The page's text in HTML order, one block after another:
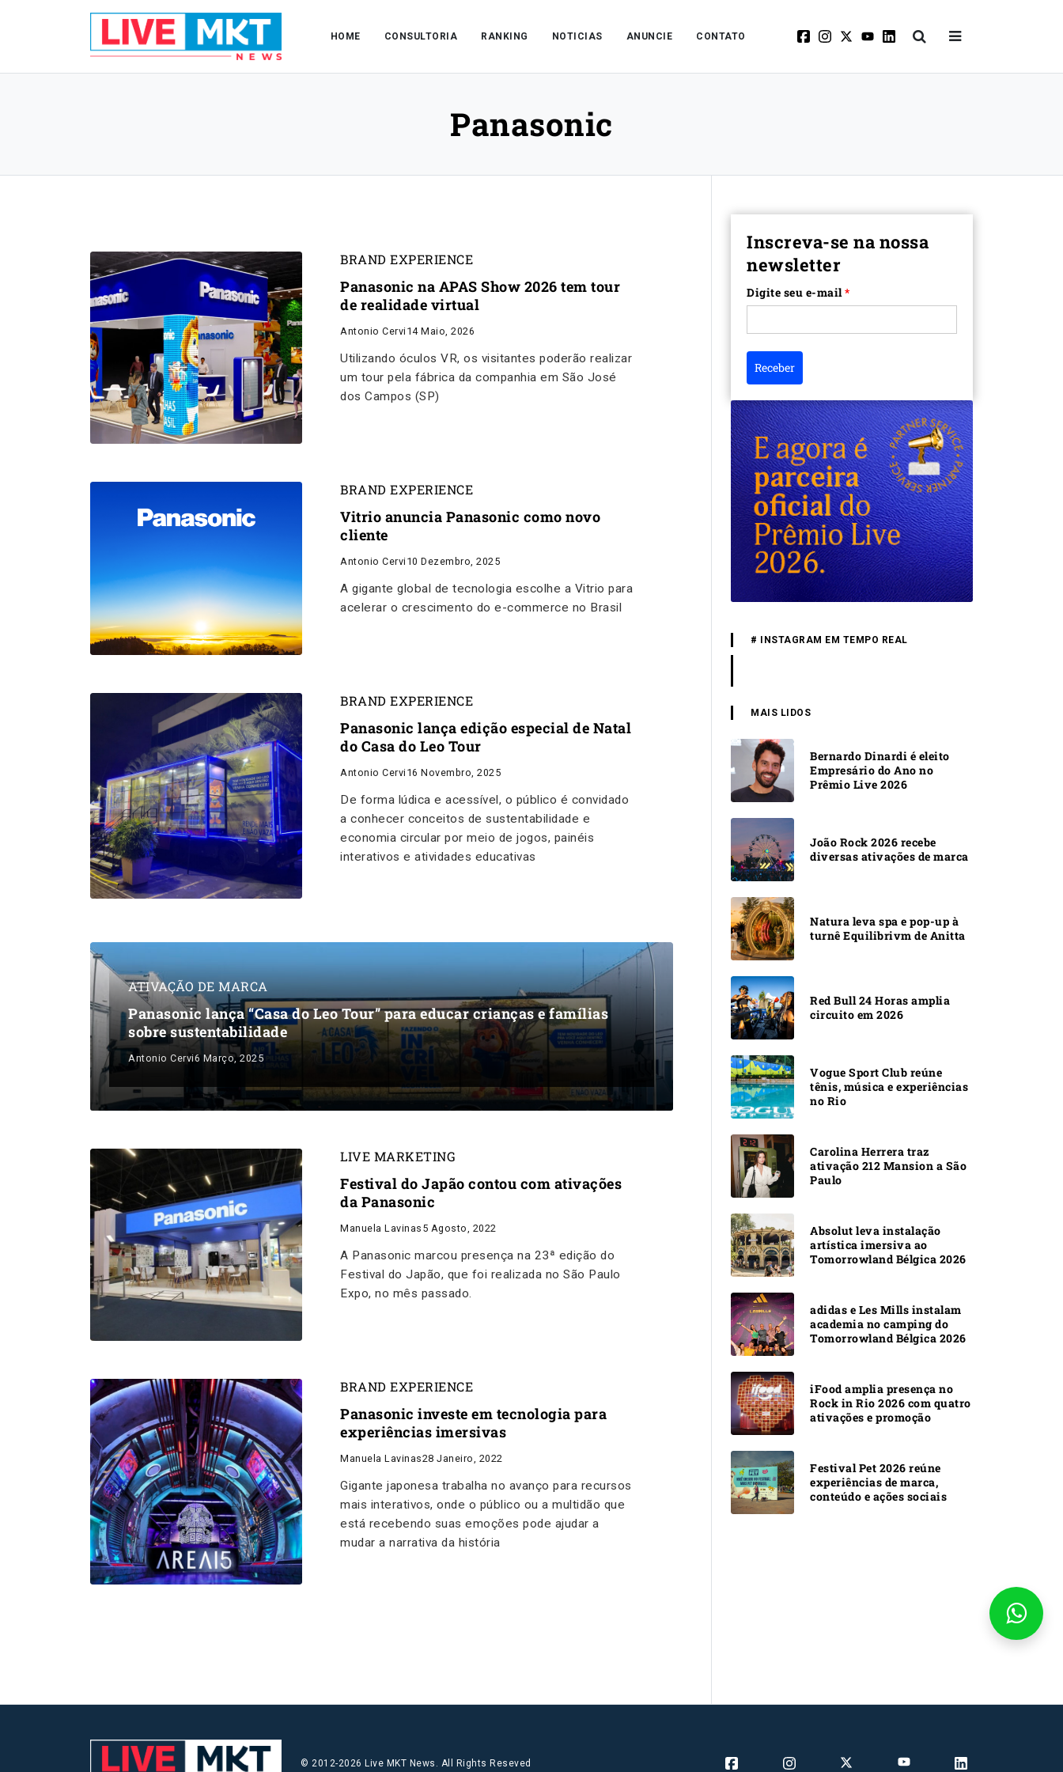
HOME CONSULTORIA RANKING NOTICIAS ANUNCIE CONTATO
Panasonic
BRAND EXPERIENCE
Panasonic na APAS Show 2026 tem tour
de realidade virtual
Antonio Cervi 14 Maio, 2026
Utilizando óculos VR, os visitantes poderão realizar
um tour pela fábrica da companhia em São José
dos Campos (SP)
BRAND EXPERIENCE
Vitrio anuncia Panasonic como novo
cliente
Antonio Cervi 10 Dezembro, 2025
A gigante global de tecnologia escolhe a Vitrio para
acelerar o crescimento do e-commerce no Brasil
BRAND EXPERIENCE
Panasonic lança edição especial de Natal
do Casa do Leo Tour
Antonio Cervi 16 Novembro, 2025
De forma lúdica e acessível, o público é convidado
a conhecer conceitos de sustentabilidade e
economia circular por meio de jogos, painéis
interativos e atividades educativas
ATIVAÇÃO DE MARCA
Panasonic lança “Casa do Leo Tour” para educar crianças e famílias
sobre sustentabilidade
Antonio Cervi6 Março, 2025
LIVE MARKETING
Festival do Japão contou com ativações
da Panasonic
Manuela Lavinas 5 Agosto, 2022
A Panasonic marcou presença na 23ª edição do
Festival do Japão, que foi realizada no São Paulo
Expo, no mês passado.
BRAND EXPERIENCE
Panasonic investe em tecnologia para
experiências imersivas
Manuela Lavinas28 Janeiro, 2022
Gigante japonesa trabalha no avanço para recursos
mais interativos, onde o público ou a multidão que
está recebendo suas emoções pode ajudar a
mudar a narrativa da história
Inscreva-se na nossa
newsletter
Digite seu e-mail*
Receber
# INSTAGRAM EM TEMPO REAL
MAIS LIDOS
Bernardo Dinardi é eleito
Empresário do Ano no
Prêmio Live 2026
João Rock 2026 recebe
diversas ativações de marca
Natura leva spa e pop-up à
turnê Equilibrivm de Anitta
Red Bull 24 Horas amplia
circuito em 2026
Vogue Sport Club reúne
tênis, música e experiências
no Rio
Carolina Herrera traz
ativação 212 Mansion a São
Paulo
Absolut leva instalação
artística imersiva ao
Tomorrowland Bélgica 2026
adidas e Les Mills instalam
academia no camping do
Tomorrowland Bélgica 2026
iFood amplia presença no
Rock in Rio 2026 com quatro
ativações e promoção
Festival Pet 2026 reúne
experiências de marca,
conteúdo e ações sociais
© 2012-2026 Live MKT News. All Rights Reseved